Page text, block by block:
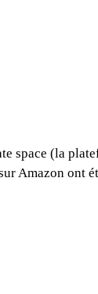
space (la
Amazon ont